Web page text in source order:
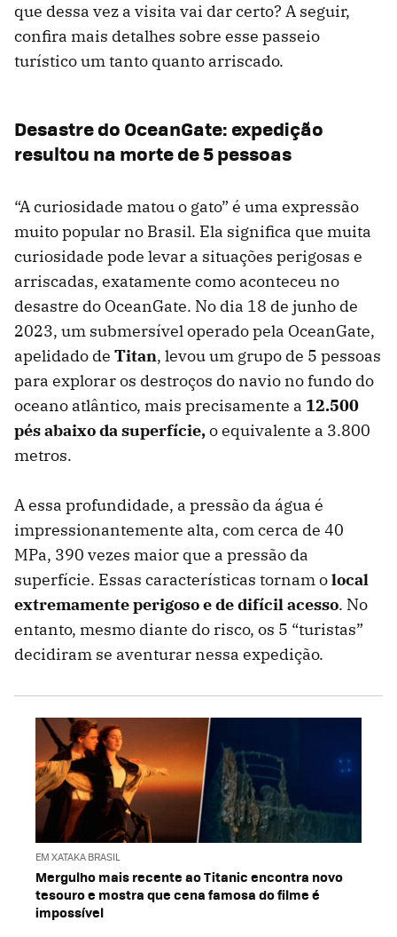
que dessa vez a visita vai dar certo? A seguir,
confira mais detalhes sobre esse passeio
turístico um tanto quanto arriscado.
Desastre do OceanGate: expedição
resultou na morte de 5 pessoas
“A curiosidade matou o gato” é uma expressão
muito popular no Brasil. Ela significa que muita
curiosidade pode levar a situações perigosas e
arriscadas, exatamente como aconteceu no
desastre do OceanGate. No dia 18 de junho de
2023, um submersível operado pela OceanGate,
apelidado de Titan, levou um grupo de 5 pessoas
para explorar os destroços do navio no fundo do
oceano atlântico, mais precisamente a 12.500
pés abaixo da superfície,o equivalente a 3.800
metros.
A essa profundidade, a pressão da água é
impressionantemente alta, com cerca de 40
MPa, 390 vezes maior que a pressão da
superfície. Essas características tornam olocal
extremamente perigoso e de difícil acesso. No
entanto, mesmo diante do risco, os 5 “turistas”
decidiram se aventurar nessa expedição.
EM XATAKA BRASIL
Mergulho mais recente ao Titanic encontra novo
tesouro e mostra que cena famosa do filme é
impossível